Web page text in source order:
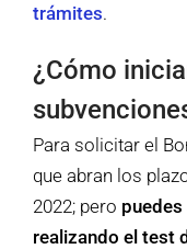
trámites.
¿Cómo
Para solicitar el
que abran los
2022; pero
realizando el test